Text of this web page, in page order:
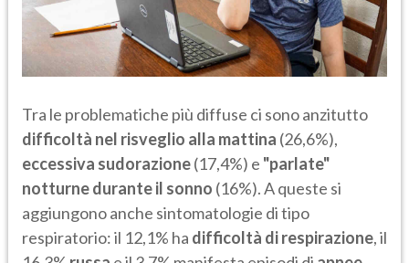
Tra le problematiche più diffuse ci sono anzitutto
difficoltà nel risveglio alla mattina (26,6%),
eccessiva sudorazione(17,4%) e "parlate"
notturne durante il sonno (16%). A queste si
aggiungono anche sintomatologie di tipo
respiratorio: il 12,1% ha difficoltà di respirazione, il